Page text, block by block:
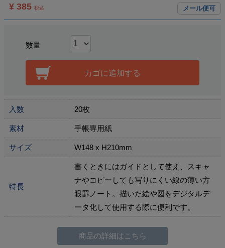
¥ 385 税込 メール便可
数量
カゴに追加する
入数 20枚
素材 手帳専用紙
サイズ W148 x H210mm
特長
書くときにはガイドとして使え、スキャ
ナやコピーしても写りにくい線の薄い方
眼罫ノート。描いた絵や図をデジタルデ
ータ化して使用する際に便利です。
商品の詳細はこちら